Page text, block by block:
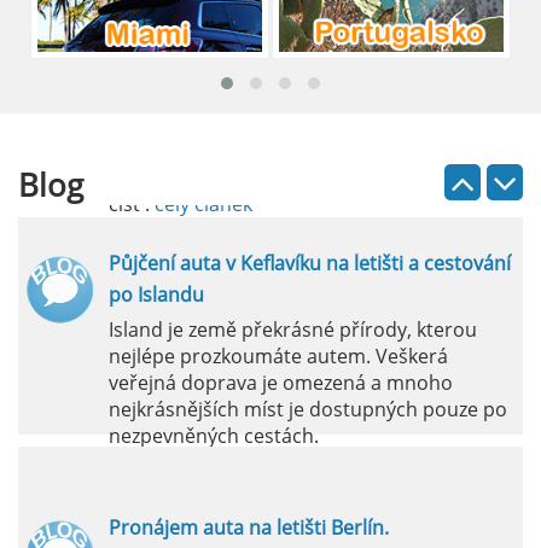
Blog
Pronájem auta na letišti Lefkada: Kompletní
průvodce
Půjčení auta na letišti Lefkada je skvělý
číst : celý článek
Půjčení auta v Keflavíku na letišti a cestování
po Islandu
Island je země překrásné přírody, kterou
nejlépe prozkoumáte autem. Veškerá
veřejná doprava je omezená a mnoho
nejkrásnějších míst je dostupných pouze po
nezpevněných cestách.
Pronájem auta na letišti Berlín.